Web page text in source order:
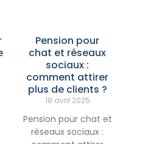
Pension pour
chat et réseaux
sociaux :
comment attirer
plus de clients ?
18 avril 2025
Pension pour chat et
réseaux sociaux :